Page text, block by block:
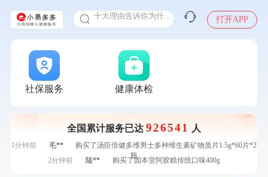
感染人偏肺病毒就会得肺炎吗
入职体检在线预约
甲状腺癌怎么筛查
打开APP
社保服务 健康体检
全国累计服务已达 926541 人
7分钟前 叶**
成功预约了女性防癌筛查套餐
7分钟前
李**
购买了七年五季黑咖啡速溶低脂无添加蔗糖美式咖啡粉
24g*2盒
购买了K3颈椎按摩仪（浅灰色）
刚刚
购买了K3颈椎按摩仪（浅灰色）
1分钟前
江**
成功预约了女性VIP体检套餐
1分钟前
毛**
购买了汤臣倍健多维男士多种维生素矿物质片1.5g*60片*2
瓶
2分钟前 陆**
购买了固本堂阿胶糕传统口味400g